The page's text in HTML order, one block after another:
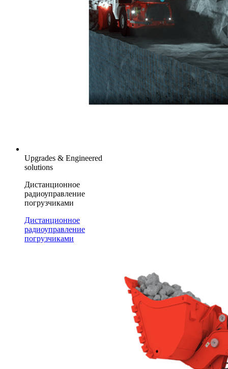
Upgrades & Engineered
solutions
Дистанционное
радиоуправление
погрузчиками
Дистанционное
радиоуправление
погрузчиками